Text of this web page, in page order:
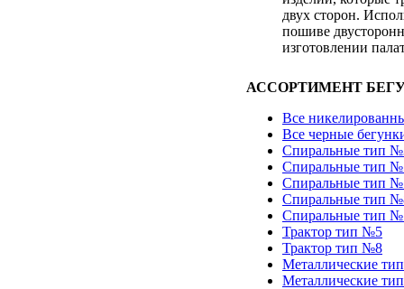
двух сторон.
пошиве
изготовлении
АССОРТИМЕНТ
Все
Все черные
Спиральные тип
Спиральные тип
Спиральные тип
Спиральные тип
Спиральные тип
Трактор тип №5
Трактор тип №8
Металлические
Металлические